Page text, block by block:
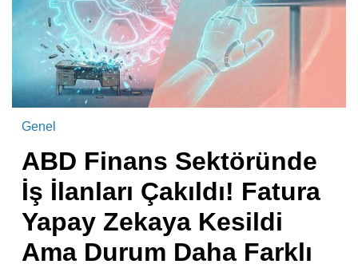
Genel
ABD Finans Sektöründe
İş İlanları Çakıldı! Fatura
Yapay Zekaya Kesildi
Ama Durum Daha Farklı